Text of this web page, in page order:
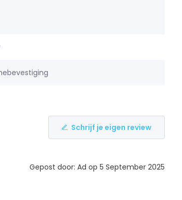
Schrijf je eigen review
Gepost door: Ad op 5 September 2025